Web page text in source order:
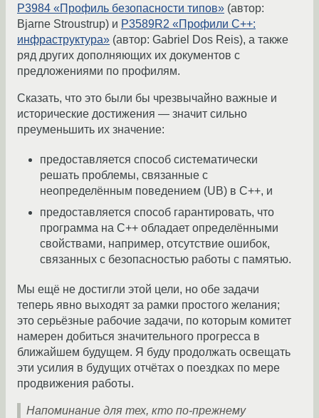
P3984 «Профиль безопасности типов» (автор:
Bjarne Stroustrup) и P3589R2 «Профили C++:
инфраструктура» (автор: Gabriel Dos Reis), а также
ряд других дополняющих их документов с
предложениями по профилям.
Сказать, что это были бы чрезвычайно важные и
исторические достижения — значит сильно
преуменьшить их значение:
предоставляется способ систематически
решать проблемы, связанные с
неопределённым поведением (UB) в C++, и
предоставляется способ гарантировать, что
программа на C++ обладает определёнными
свойствами, например, отсутствие ошибок,
связанных с безопасностью работы с памятью.
Мы ещё не достигли этой цели, но обе задачи
теперь явно выходят за рамки простого желания;
это серьёзные рабочие задачи, по которым комитет
намерен добиться значительного прогресса в
ближайшем будущем. Я буду продолжать освещать
эти усилия в будущих отчётах о поездках по мере
продвижения работы.
Напоминание для тех, кто по-прежнему